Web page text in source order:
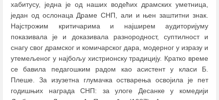
хабитусу, једна је од наших водећих драмских уметница,
један од ослонаца Драме СНП, али и њен заштитни знак.
Најстрожим критичарима и најширем аудиторијуму
показивала је и доказивала разнородност, суптилност и
снагу свог драмског и комичарског дара, модерног у изразу и
утемељеног у најбољу хистрионску традицију. Кратко време
се бавила педагошким радом као асистент у класи Б.
Плеше. За изузетна глумачка остварења освојила је пет
годишњих награда СНП: за улоге Десанке у комедији